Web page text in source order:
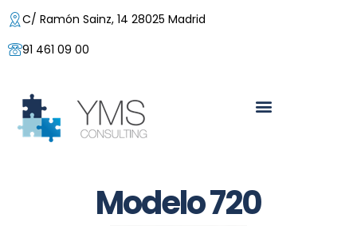
C/ Ramón Sainz, 14 28025 Madrid
91 461 09 00
Modelo 720